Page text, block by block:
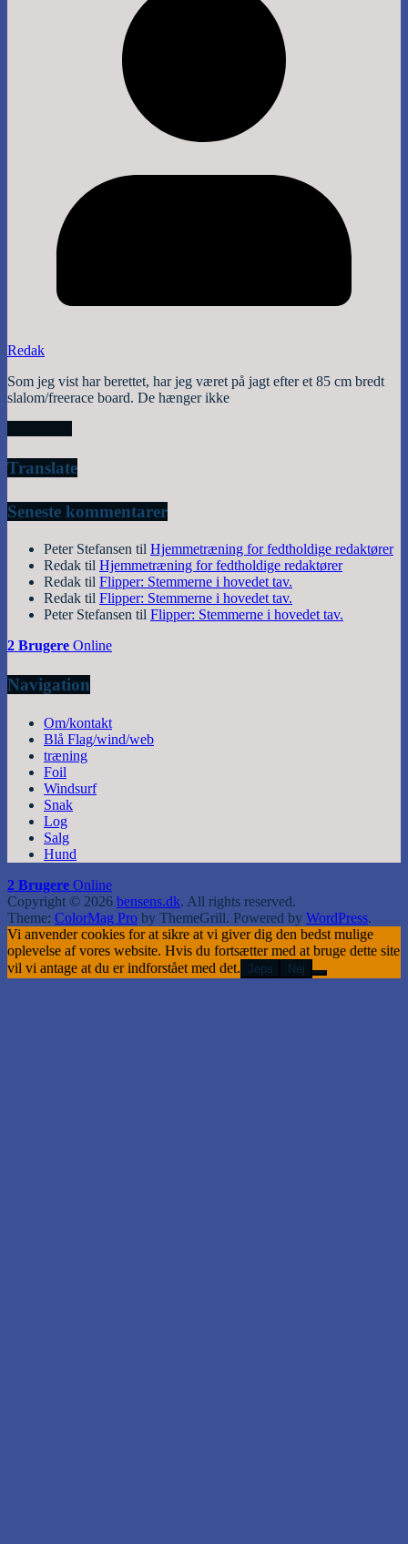
Redak
Som jeg vist har berettet, har jeg været på jagt efter et 85 cm bredt
slalom/freerace board. De hænger ikke
Translate
Seneste kommentarer
Peter Stefansen til Hjemmetræning for fedtholdige redaktører
Redak til Hjemmetræning for fedtholdige redaktører
Redak til Flipper: Stemmerne i hovedet tav.
Redak til Flipper: Stemmerne i hovedet tav.
Peter Stefansen til Flipper: Stemmerne i hovedet tav.
2 Brugere Online
Navigation
Om/kontakt
Blå Flag/wind/web
træning
Foil
Windsurf
Snak
Log
Salg
Hund
2 Brugere Online
Copyright © 2026 bensens.dk. All rights reserved.
Theme: ColorMag Pro by ThemeGrill. Powered by WordPress.
Vi anvender cookies for at sikre at vi giver dig den bedst mulige
oplevelse af vores website. Hvis du fortsætter med at bruge dette site
vil vi antage at du er indforstået med det. Jeps Nej